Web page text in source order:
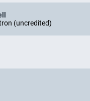
(uncredited)